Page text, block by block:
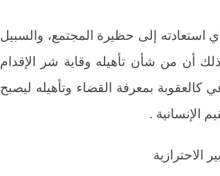
استعادته إلى حظيرة المجتمع، والسبيل
أن من شأن تأهيله وقاية شر الإقدام
كالعقوبة بمعرفة القضاء وتأهيله ليصبح
الإنسانية .
الاحترازية